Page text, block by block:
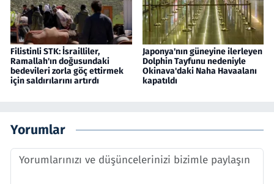
Filistinli STK: İsrailliler,
Ramallah'ın doğusundaki
bedevileri zorla göç ettirmek
için saldırılarını artırdı
Japonya'nın güneyine ilerleyen
Dolphin Tayfunu nedeniyle
Okinava'daki Naha Havaalanı
kapatıldı
Yorumlar